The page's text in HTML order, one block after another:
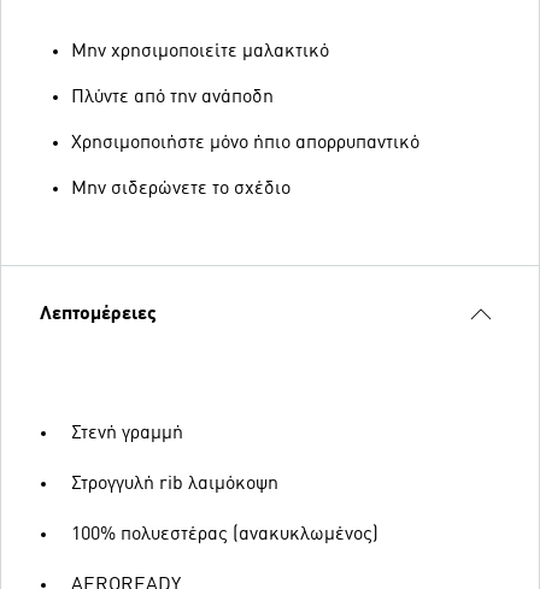
Μην χρησιμοποιείτε μαλακτικό
Πλύντε από την ανάποδη
Χρησιμοποιήστε μόνο ήπιο απορρυπαντικό
Μην σιδερώνετε το σχέδιο
Λεπτομέρειες
Στενή γραμμή
Στρογγυλή rib λαιμόκοψη
100% πολυεστέρας (ανακυκλωμένος)